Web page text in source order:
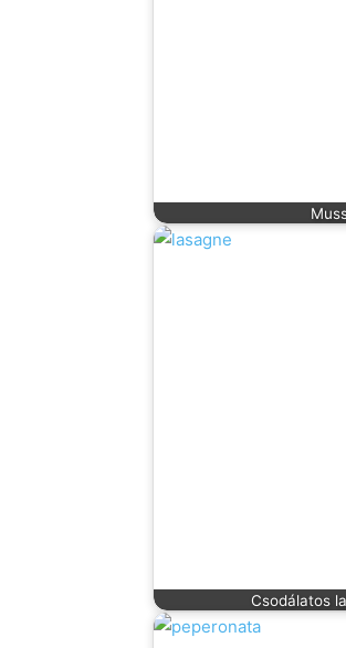
Csodálatos